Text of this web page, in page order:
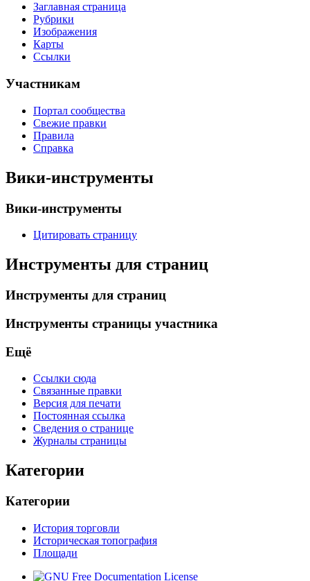
Заглавная страница
Рубрики
Изображения
Карты
Ссылки
Участникам
Портал сообщества
Свежие правки
Правила
Справка
Вики-инструменты
Вики-инструменты
Цитировать страницу
Инструменты для страниц
Инструменты для страниц
Инструменты страницы участника
Ещё
Ссылки сюда
Связанные правки
Версия для печати
Постоянная ссылка
Сведения о странице
Журналы страницы
Категории
Категории
История торговли
Историческая топография
Площади